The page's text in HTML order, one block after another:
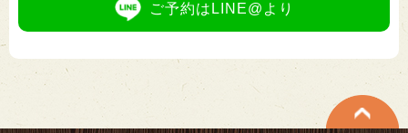
ご予約はLINE@より